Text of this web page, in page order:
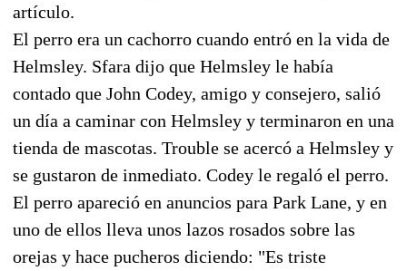
artículo.
El perro era un cachorro cuando entró en la vida de
Helmsley. Sfara dijo que Helmsley le había
contado que John Codey, amigo y consejero, salió
un día a caminar con Helmsley y terminaron en una
tienda de mascotas. Trouble se acercó a Helmsley y
se gustaron de inmediato. Codey le regaló el perro.
El perro apareció en anuncios para Park Lane, y en
uno de ellos lleva unos lazos rosados sobre las
orejas y hace pucheros diciendo: "Es triste